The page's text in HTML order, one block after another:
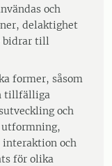
och
delaktighet
bidrar till
former, såsom
tillfälliga
och
utformning,
interaktion och
för olika